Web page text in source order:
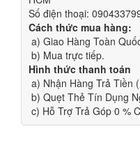
Số điện thoại:
Cách thức mua hàng:
a) Giao Hàng Toàn
b) Mua trực tiếp.
Hình thức thanh toán
a) Nhận Hàng Trả Tiền
b) Quẹt Thẻ Tín Dụng
c) Hỗ Trợ Trả Góp 0 %